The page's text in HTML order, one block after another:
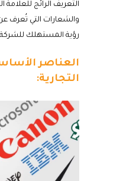
التعريف الرائج للعلامة
والشعارات التي تُعرف
رؤية المستهلك
العناصر
التجارية: